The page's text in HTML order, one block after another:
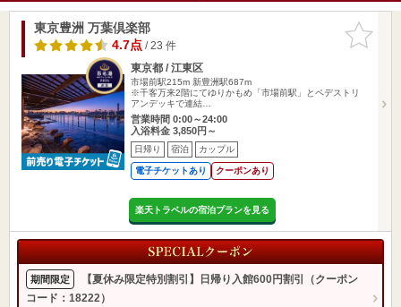
お気に入
りに追加
東京豊洲 万葉倶楽部
4.7点/ 23 件
東京都 / 江東区
市場前駅215m 新豊洲駅687m
※千客万来2階にてゆりかもめ「市場前駅」とペデストリ
アンデッキで連結…
営業時間 0:00～24:00
入浴料金 3,850円～
日帰り 宿泊 カップル
電子チケットあり クーポンあり
楽天トラベルの宿泊プランを見る
期間限定
【夏休み限定特別割引】日帰り入館600円割引（クーポン
コード：18222）